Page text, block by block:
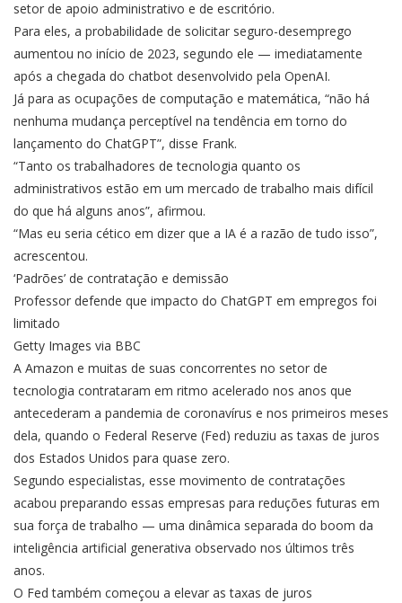
setor de apoio administrativo e de escritório.
Para eles, a probabilidade de solicitar seguro-desemprego
aumentou no início de 2023, segundo ele — imediatamente
após a chegada do chatbot desenvolvido pela OpenAI.
Já para as ocupações de computação e matemática, “não há
nenhuma mudança perceptível na tendência em torno do
lançamento do ChatGPT”, disse Frank.
“Tanto os trabalhadores de tecnologia quanto os
administrativos estão em um mercado de trabalho mais difícil
do que há alguns anos”, afirmou.
“Mas eu seria cético em dizer que a IA é a razão de tudo isso”,
acrescentou.
‘Padrões’ de contratação e demissão
Professor defende que impacto do ChatGPT em empregos foi
limitado
Getty Images via BBC
A Amazon e muitas de suas concorrentes no setor de
tecnologia contrataram em ritmo acelerado nos anos que
antecederam a pandemia de coronavírus e nos primeiros meses
dela, quando o Federal Reserve (Fed) reduziu as taxas de juros
dos Estados Unidos para quase zero.
Segundo especialistas, esse movimento de contratações
acabou preparando essas empresas para reduções futuras em
sua força de trabalho — uma dinâmica separada do boom da
inteligência artificial generativa observado nos últimos três
anos.
O Fed também começou a elevar as taxas de juros